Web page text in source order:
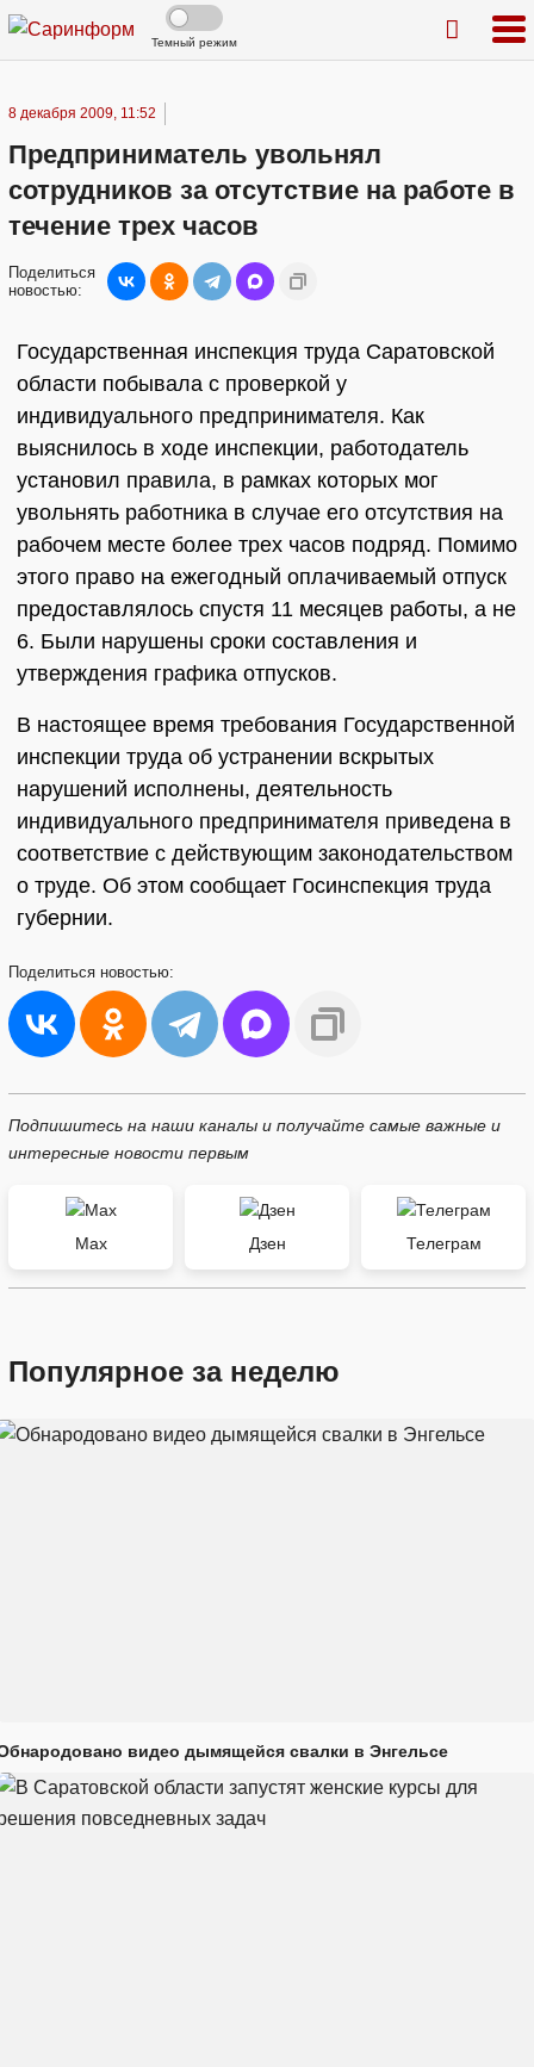
Темный режим
8 декабря 2009, 11:52
Предприниматель увольнял
сотрудников за отсутствие на работе в
течение трех часов
Поделиться
новостью:
Государственная инспекция труда Саратовской
области побывала с проверкой у
индивидуального предпринимателя. Как
выяснилось в ходе инспекции, работодатель
установил правила, в рамках которых мог
увольнять работника в случае его отсутствия на
рабочем месте более трех часов подряд. Помимо
этого право на ежегодный оплачиваемый отпуск
предоставлялось спустя 11 месяцев работы, а не
6. Были нарушены сроки составления и
утверждения графика отпусков.
В настоящее время требования Государственной
инспекции труда об устранении вскрытых
нарушений исполнены, деятельность
индивидуального предпринимателя приведена в
соответствие с действующим законодательством
о труде. Об этом сообщает Госинспекция труда
губернии.
Поделиться новостью:
Подпишитесь на наши каналы и получайте самые важные и
интересные новости первым
Max Дзен Телеграм
Популярное за неделю
видео дымящейся свалки в Энгельсе